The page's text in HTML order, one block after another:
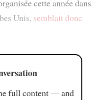
cette année dans
Unis, semblait donc
full content — and